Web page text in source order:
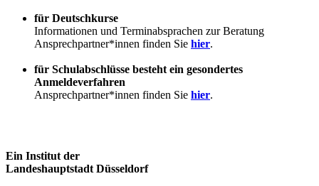
für Deutschkurse
Informationen und Terminabsprachen zur Beratung
Ansprechpartner*innen finden Sie hier.
für Schulabschlüsse besteht ein gesondertes
Anmeldeverfahren
Ansprechpartner*innen finden Sie hier.
Ein Institut der
Landeshauptstadt Düsseldorf